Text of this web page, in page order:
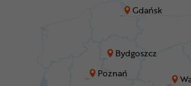
Bydgoszcz
Gdańsk
Poznań